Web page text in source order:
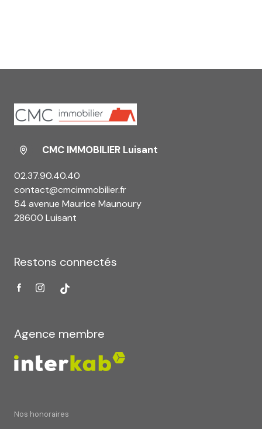
CMC IMMOBILIER Luisant
02.37.90.40.40
contact@cmcimmobilier.fr
54 avenue Maurice Maunoury
28600 Luisant
Restons connectés
Agence membre
Nos honoraires